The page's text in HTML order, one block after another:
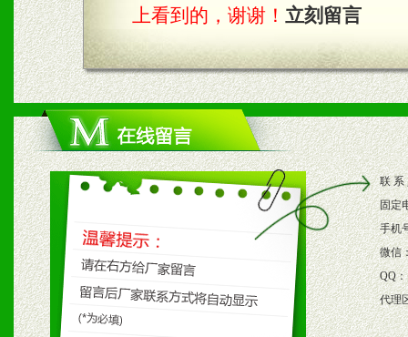
四、市场操作及支持
1、根据区域市场协助制定
2、根据具体情况公司给予
3、根据市场需要，派驻区
保产品顺利销售。
4、根据市场情况公司给予
购支持。
上看到的，谢谢！ 立刻留言
联 系
固定
手机
微信
QQ：
代理